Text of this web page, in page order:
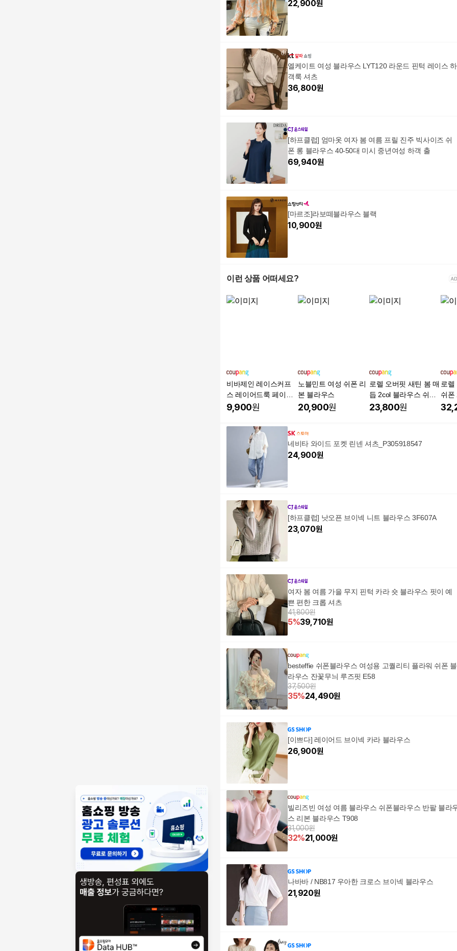
22,900원
엘케이트 여성 블라우스 LYT120 라운드 핀턱 레이스 하
객룩 셔츠
36,800원
[하프클럽] 엄마옷 여자 봄 여름 프릴 진주 빅사이즈 쉬
폰 롱 블라우스 40-50대 미시 중년여성 하객 출
69,940원
[마르조]라보떼블라우스 블랙
10,900원
이런 상품 어떠세요?
비바제인 레이스커프
스 레이어드룩 페이크
소매 10종
9,900원
노블민트 여성 쉬폰 리
본 블라우스
20,900원
로렐 오버핏 새틴 봄 매
듭 2col 블라우스 쉬폰
벌룬 그린 0.125KG 프
23,800원
로렐
쉬폰
벌룬
네비타 와이드 포켓 린넨 셔츠_P305918547
24,900원
[하프클럽] 낫오픈 브이넥 니트 블라우스 3F607A
23,070원
여자 봄 여름 가을 무지 핀턱 카라 숏 블라우스 핏이 예
쁜 편한 크롭 셔츠
41,800원
5%39,710원
besteffie 쉬폰블라우스 여성용 고퀄리티 플라워 쉬폰 블
라우스 잔꽃무늬 루즈핏 E58
37,500원
35%24,490원
[이쁘다] 레이어드 브이넥 카라 블라우스
26,900원
빌리즈빈 여성 여름 블라우스 쉬폰블라우스 반팔 블라
스 리본 블라우스 T908
31,000원
32%21,000원
나바바 / NB817 우아한 크로스 브이넥 블라우스
21,920원